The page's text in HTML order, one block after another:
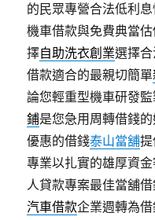
的民眾專營合法低利
機車借款與免費典當
擇自助洗衣創業選擇
借款適合的最親切簡單
論您輕重型機車研發
鋪是您急用周轉借錢
優惠的借錢泰山當舖
專業以扎實的雄厚資
人貸款專案最佳當舖
汽車借款企業週轉為